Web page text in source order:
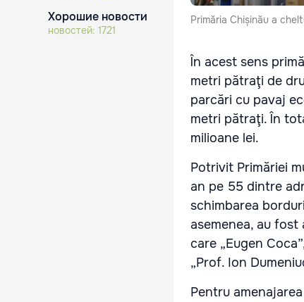
Хорошие новости
новостей: 1721
Primăria Chișinău a
În acest sens
metri pătraţi de
parcări cu pavaj
metri pătraţi. În
milioane lei.
Potrivit Primăriei
an pe 55 dintre
schimbarea
asemenea, au
care „Eugen
„Prof. Ion
Pentru